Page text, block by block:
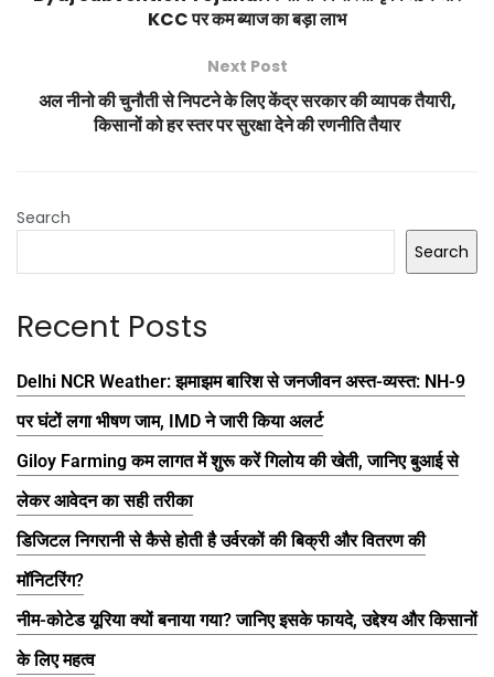
KCC पर कम ब्याज का बड़ा लाभ
Next Post
अल नीनो की चुनौती से निपटने के लिए केंद्र सरकार की व्यापक तैयारी,
किसानों को हर स्तर पर सुरक्षा देने की रणनीति तैयार
Search
Search
Recent Posts
Delhi NCR Weather: झमाझम बारिश से जनजीवन अस्त-व्यस्त: NH-9
पर घंटों लगा भीषण जाम, IMD ने जारी किया अलर्ट
Giloy Farming कम लागत में शुरू करें गिलोय की खेती, जानिए बुआई से
लेकर आवेदन का सही तरीका
डिजिटल निगरानी से कैसे होती है उर्वरकों की बिक्री और वितरण की
मॉनिटरिंग?
नीम-कोटेड यूरिया क्यों बनाया गया? जानिए इसके फायदे, उद्देश्य और किसानों
के लिए महत्व